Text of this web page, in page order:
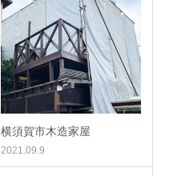
横須賀市木造家屋
2021.09.9